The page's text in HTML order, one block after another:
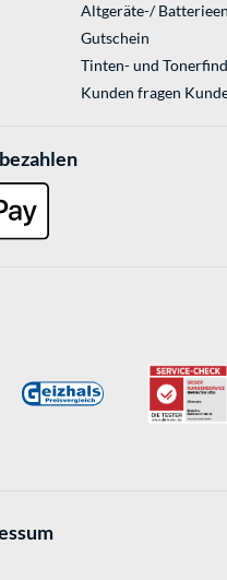
Altgeräte-/
Gutschein
Tinten- und
Kunden fragen